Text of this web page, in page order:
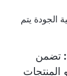
الجودة يتم
تضمن
المنتجات